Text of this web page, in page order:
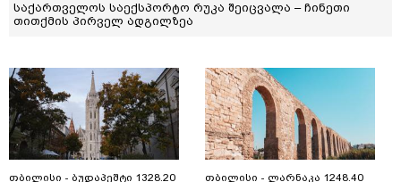
სატრანსპორტო ფასები 16.5%-ით გაიზარდა – რას ნიშნავს
ეს ქართული ბიზნესის, ფასწარმოქმნისა და